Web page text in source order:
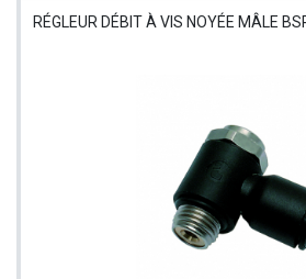
RÉGLEUR DÉBIT À VIS NOYÉE MÂLE